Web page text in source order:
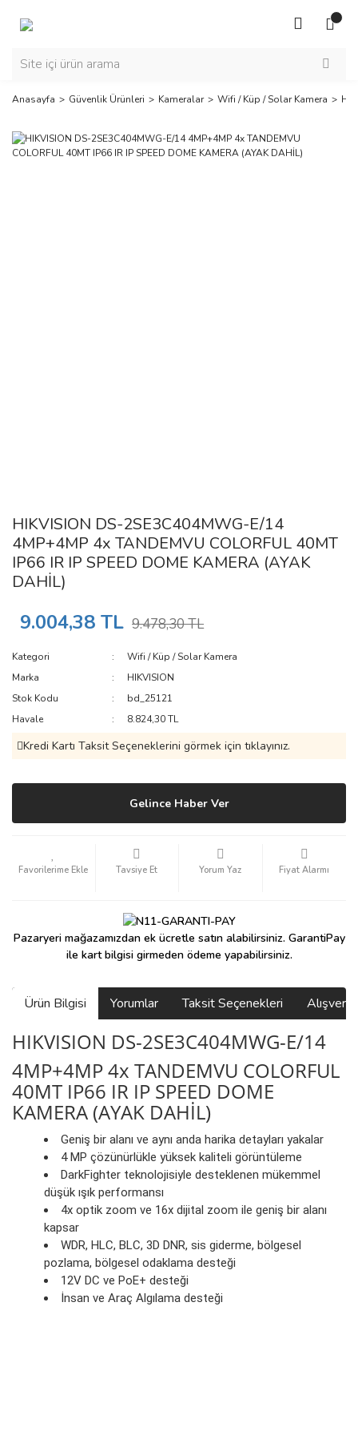
Anasayfa Güvenlik Ürünleri Kameralar Wifi / Küp / Solar Kamera
HIKVISION DS-2SE3C404MWG-E/14
4MP+4MP 4x TANDEMVU COLORFUL 40MT
IP66 IR IP SPEED DOME KAMERA (AYAK
DAHİL)
9.004,38 TL 9.478,30 TL
Kategori
Wifi / Küp / Solar Kamera
Marka
HIKVISION
Stok Kodu
bd_25121
Havale
8.824,30 TL
Kredi Kartı Taksit Seçeneklerini görmek için tıklayınız.
Gelince Haber Ver
Tavsiye Et Yorum Yaz Fiyat Alarmı
Pazaryeri mağazamızdan ek ücretle satın alabilirsiniz. GarantiPay
ile kart bilgisi girmeden ödeme yapabilirsiniz.
Ürün Bilgisi Yorumlar Taksit Seçenekleri
HIKVISION DS-2SE3C404MWG-E/14
4MP+4MP 4x TANDEMVU COLORFUL
40MT IP66 IR IP SPEED DOME
KAMERA (AYAK DAHİL)
Geniş bir alanı ve aynı anda harika detayları yakalar
4 MP çözünürlükle yüksek kaliteli görüntüleme
DarkFighter teknolojisiyle desteklenen mükemmel
düşük ışık performansı
4x optik zoom ve 16x dijital zoom ile geniş bir alanı
kapsar
WDR, HLC, BLC, 3D DNR, sis giderme, bölgesel
pozlama, bölgesel odaklama desteği
12V DC ve PoE+ desteği
İnsan ve Araç Algılama desteği